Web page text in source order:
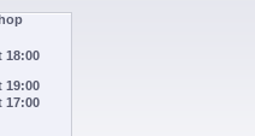
18:00
19:00
17:00